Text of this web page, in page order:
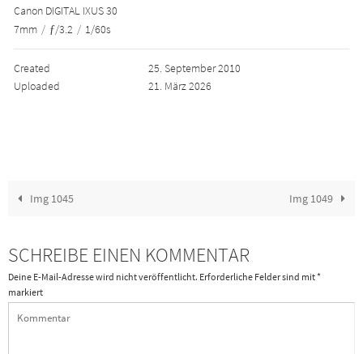
Canon DIGITAL IXUS 30
7mm / ƒ/3.2 / 1/60s
Created
25. September 2010
Uploaded
21. März 2026
Img 1045 Img 1049
SCHREIBE EINEN KOMMENTAR
Deine E-Mail-Adresse wird nicht veröffentlicht. Erforderliche Felder sind mit*
markiert